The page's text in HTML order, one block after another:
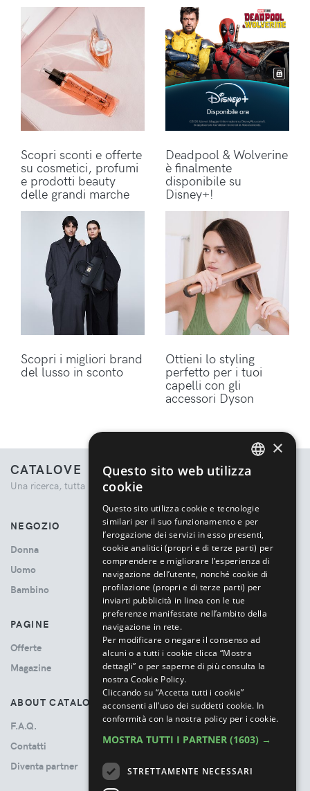
Scopri sconti e offerte
su cosmetici, profumi
e prodotti beauty
delle grandi marche
Deadpool & Wolverine
è finalmente
disponibile su
Disney+!
Scopri i migliori brand
del lusso in sconto
Ottieni lo styling
perfetto per i tuoi
capelli con gli
accessori Dyson
CATALOVE
Una ricerca, tutta la moda.
NEGOZIO
Donna
Uomo
Bambino
PAGINE
Offerte
Magazine
ABOUT CATALOVE
F.A.Q.
Contatti
Diventa partner
×
Questo sito web utilizza
cookie
Questo sito utilizza cookie e tecnologie
similari per il suo funzionamento e per
l’erogazione dei servizi in esso presenti,
cookie analitici (propri e di terze parti) per
comprendere e migliorare l’esperienza di
navigazione dell’utente, nonché cookie di
profilazione (propri e di terze parti) per
inviarti pubblicità in linea con le tue
preferenze manifestate nell’ambito della
navigazione in rete.
Per modificare o negare il consenso ad
alcuni o a tutti i cookie clicca “Mostra
dettagli” o per saperne di più consulta la
nostra Cookie Policy.
Cliccando su “Accetta tutti i cookie”
acconsenti all’uso dei suddetti cookie. In
conformità con la nostra policy per i cookie.
MOSTRA TUTTI I PARTNER (1603) →
STRETTAMENTE NECESSARI